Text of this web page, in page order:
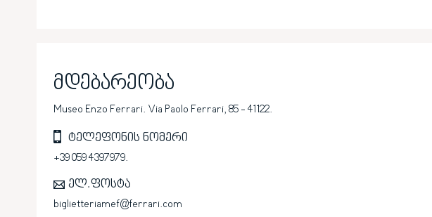
მდებარეობა
Museo Enzo Ferrari. Via Paolo Ferrari, 85 - 41122.
ტელეფონის ნომერი
+39 059 4397979.
ელ.ფოსტა
biglietteriamef@ferrari.com